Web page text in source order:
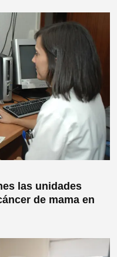
las unidades
de mama en